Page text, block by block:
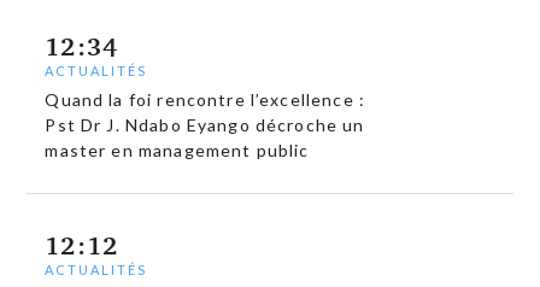
12:34
ACTUALITÉS
Quand la foi rencontre l’excellence :
Pst Dr J. Ndabo Eyango décroche un
master en management public
12:12
ACTUALITÉS